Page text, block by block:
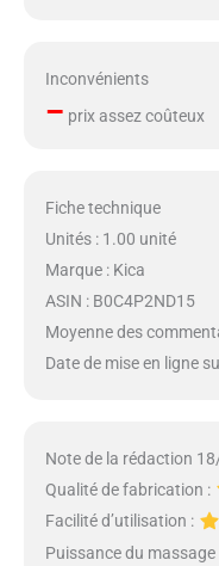
Inconvénients
– prix assez coûteux
Fiche technique
Unités : 1.00 unité
Marque : Kica
ASIN : B0C4P2ND15
Moyenne des
Date de mise en ligne
Note de la rédaction
Qualité de fabrication :
Facilité d’utilisation :
Puissance du massage